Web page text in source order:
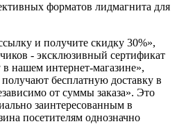
форматов лидмагнита для
и получите скидку 30%»,
- эксклюзивный сертификат
нашем интернет-магазине»,
бесплатную доставку в
от суммы заказа». Это
заинтересованным в
посетителям однозначно